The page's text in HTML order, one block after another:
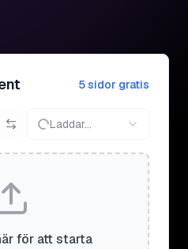
5 sidor gratis
Laddar...
för att starta